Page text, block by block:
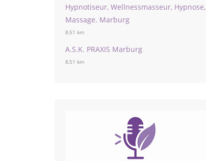
Hypnotiseur, Wellnessmasseur, Hypnose,
Massage. Marburg
8,51 km
A.S.K. PRAXIS Marburg
8,51 km